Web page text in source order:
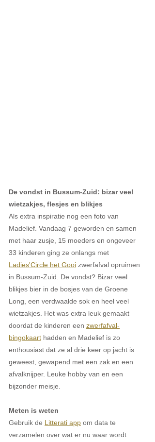
De vondst in Bussum-Zuid: bizar veel
wietzakjes, flesjes en blikjes
Als extra inspiratie nog een foto van
Madelief. Vandaag 7 geworden en samen
met haar zusje, 15 moeders en ongeveer
33 kinderen ging ze onlangs met
Ladies'Circle het Gooi zwerfafval opruimen
in Bussum-Zuid. De vondst? Bizar veel
blikjes bier in de bosjes van de Groene
Long, een verdwaalde sok en heel veel
wietzakjes. Het was extra leuk gemaakt
doordat de kinderen een zwerfafval-
bingokaart hadden en Madelief is zo
enthousiast dat ze al drie keer op jacht is
geweest, gewapend met een zak en een
afvalknijper. Leuke hobby van en een
bijzonder meisje.
Meten is weten
Gebruik de Litterati app om data te
verzamelen over wat er nu waar wordt